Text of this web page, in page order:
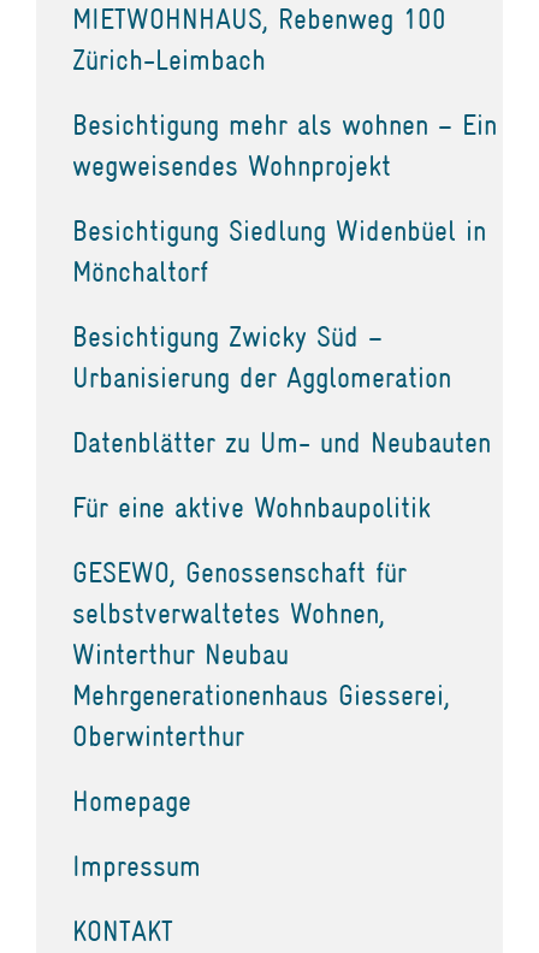
MIETWOHNHAUS, Rebenweg 100
Zürich-Leimbach
Besichtigung mehr als wohnen – Ein
wegweisendes Wohnprojekt
Besichtigung Siedlung Widenbüel in
Mönchaltorf
Besichtigung Zwicky Süd –
Urbanisierung der Agglomeration
Datenblätter zu Um- und Neubauten
Für eine aktive Wohnbaupolitik
GESEWO, Genossenschaft für
selbstverwaltetes Wohnen,
Winterthur Neubau
Mehrgenerationenhaus Giesserei,
Oberwinterthur
Homepage
Impressum
KONTAKT